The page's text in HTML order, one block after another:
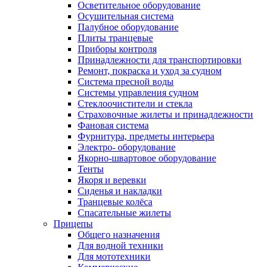
Осветительное оборудование
Осушительная система
Палубное оборудование
Плиты транцевые
Приборы контроля
Принадлежности для транспортировки
Ремонт, покраска и уход за судном
Система пресной воды
Системы управления судном
Стеклоочистители и стекла
Страховочные жилеты и принадлежности
Фановая система
Фурнитура, предметы интерьера
Электро- оборудование
Якорно-швартовое оборудование
Тенты
Якоря и веревки
Сиденья и накладки
Транцевые колёса
Спасательные жилеты
Прицепы
Общего назначения
Для водной техники
Для мототехники